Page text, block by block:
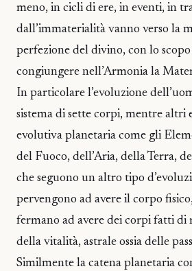
meno, in cicli di ere, in eventi, in
dall’immaterialità vanno verso la
perfezione del divino, con lo
congiungere nell’Armonia la
In particolare l’evoluzione
sistema di sette corpi, mentre altri
evolutiva planetaria come gli
del Fuoco, dell’Aria, della Terra,
che seguono un altro tipo
pervengono ad avere il corpo
fermano ad avere dei corpi fatti di
della vitalità, astrale ossia delle
Similmente la catena planetaria